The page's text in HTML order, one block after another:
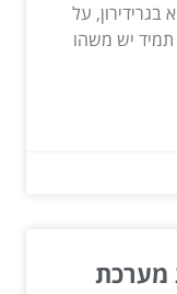
על
יש משהו
מערכת